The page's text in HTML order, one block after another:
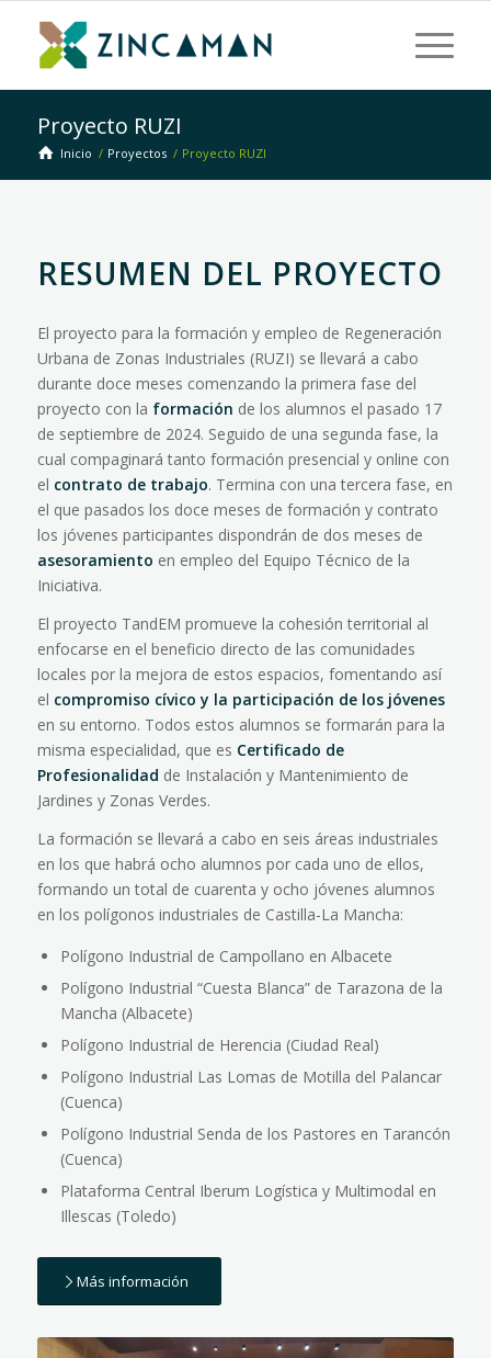
Proyecto RUZI
Inicio / Proyectos / Proyecto RUZI
RESUMEN DEL PROYECTO
El proyecto para la formación y empleo de Regeneración
Urbana de Zonas Industriales (RUZI) se llevará a cabo
durante doce meses comenzando la primera fase del
proyecto con la formación de los alumnos el pasado 17
de septiembre de 2024. Seguido de una segunda fase, la
cual compaginará tanto formación presencial y online con
el contrato de trabajo. Termina con una tercera fase, en
el que pasados los doce meses de formación y contrato
los jóvenes participantes dispondrán de dos meses de
asesoramiento en empleo del Equipo Técnico de la
Iniciativa.
El proyecto TandEM promueve la cohesión territorial al
enfocarse en el beneficio directo de las comunidades
locales por la mejora de estos espacios, fomentando así
el compromiso cívico y la participación de los jóvenes
en su entorno. Todos estos alumnos se formarán para la
misma especialidad, que es Certificado de
Profesionalidad de Instalación y Mantenimiento de
Jardines y Zonas Verdes.
La formación se llevará a cabo en seis áreas industriales
en los que habrá ocho alumnos por cada uno de ellos,
formando un total de cuarenta y ocho jóvenes alumnos
en los polígonos industriales de Castilla-La Mancha:
Polígono Industrial de Campollano en Albacete
Polígono Industrial “Cuesta Blanca” de Tarazona de la
Mancha (Albacete)
Polígono Industrial de Herencia (Ciudad Real)
Polígono Industrial Las Lomas de Motilla del Palancar
(Cuenca)
Polígono Industrial Senda de los Pastores en Tarancón
(Cuenca)
Plataforma Central Iberum Logística y Multimodal en
Illescas (Toledo)
Más información